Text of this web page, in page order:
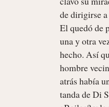
de dirigirse
El quedó de
una y otra
hecho. Así
hombre
atrás había
tanda de Di